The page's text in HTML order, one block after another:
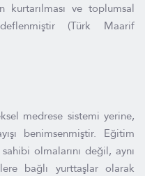
kurtarılması ve toplumsal
(Türk Maarif
medrese sistemi yerine,
benimsenmiştir. Eğitim
olmalarını değil, aynı
bağlı yurttaşlar olarak